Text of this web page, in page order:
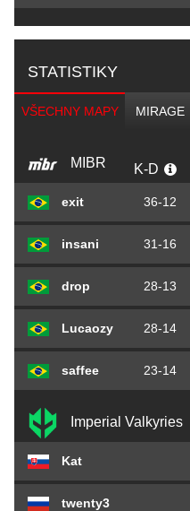
STATISTIKY
VŠECHNY MAPY MIRAGE
MIBR K-D
exit 36-12
insani 31-16
drop 28-13
Lucaozy 28-14
saffee 23-14
Imperial Valkyries
Kat
twenty3